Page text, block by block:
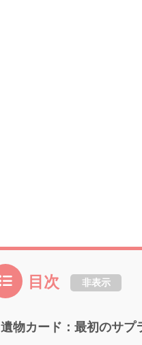
目次 非表示
遺物カード：最初のサプ